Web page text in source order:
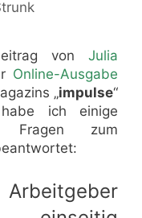
von Julia
Online-Ausgabe
„impulse“
ich einige
Fragen zum